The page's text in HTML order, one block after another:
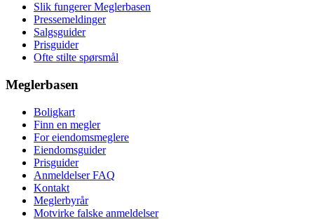
Slik fungerer Meglerbasen
Pressemeldinger
Salgsguider
Prisguider
Ofte stilte spørsmål
Meglerbasen
Boligkart
Finn en megler
For eiendomsmeglere
Eiendomsguider
Prisguider
Anmeldelser FAQ
Kontakt
Meglerbyrår
Motvirke falske anmeldelser